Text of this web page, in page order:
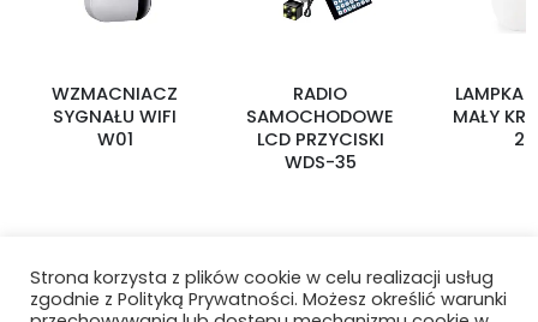
WZMACNIACZ
SYGNAŁU WIFI
W01
RADIO
SAMOCHODOWE
LCD PRZYCISKI
WDS-35
LAMPKA
MAŁY
20
Strona korzysta z plików cookie w celu realizacji usług
zgodnie z Polityką Prywatności. Możesz określić warunki